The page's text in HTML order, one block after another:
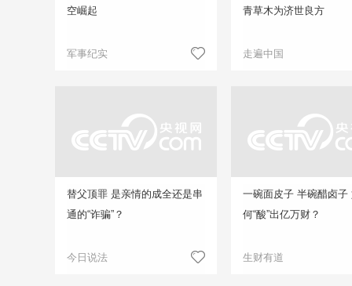
空崛起
军事纪实
青草木为济世良方
走遍中国
替父顶罪 是亲情的成全还是串
通的“诈骗”？
今日说法
一碗面皮子 半碗醋卤子
何“酸”出亿万财？
生财有道